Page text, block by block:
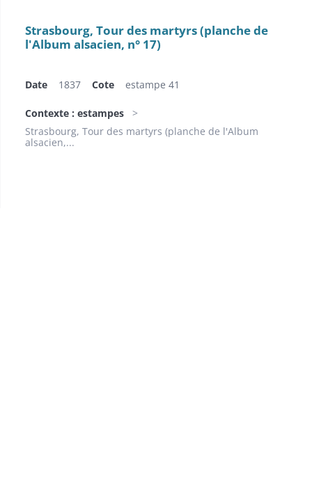
Strasbourg, Tour des martyrs (planche de
l'Album alsacien, n° 17)
Date 1837 Cote estampe 41
Contexte : estampes
Strasbourg, Tour des martyrs (planche de l'Album
alsacien,...